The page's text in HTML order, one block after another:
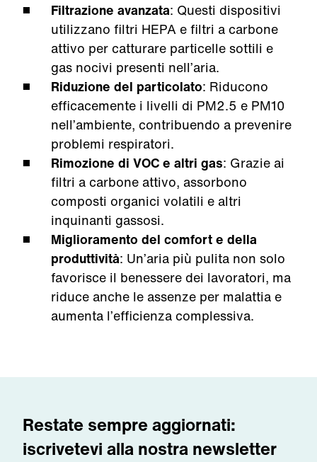
Filtrazione avanzata: Questi dispositivi
utilizzano filtri HEPA e filtri a carbone
attivo per catturare particelle sottili e
gas nocivi presenti nell’aria.
Riduzione del particolato: Riducono
efficacemente i livelli di PM2.5 e PM10
nell’ambiente, contribuendo a prevenire
problemi respiratori.
Rimozione di VOC e altri gas: Grazie ai
filtri a carbone attivo, assorbono
composti organici volatili e altri
inquinanti gassosi.
Miglioramento del comfort e della
produttività: Un’aria più pulita non solo
favorisce il benessere dei lavoratori, ma
riduce anche le assenze per malattia e
aumenta l’efficienza complessiva.
Restate sempre aggiornati:
iscrivetevi alla nostra newsletter